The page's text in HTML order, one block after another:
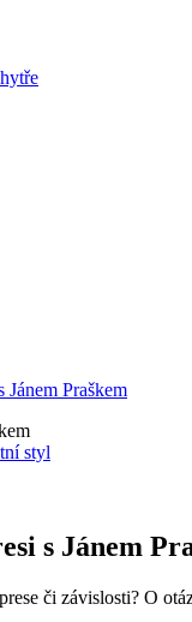
Jánem Praškem
styl
s Jánem
či závislosti? O